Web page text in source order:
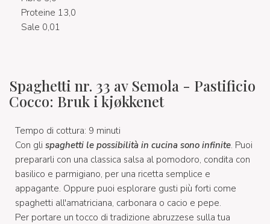
Proteine 13,0
Sale 0,01
Spaghetti nr. 33 av Semola - Pastificio
Cocco: Bruk i kjøkkenet
Tempo di cottura: 9 minuti
Con gli spaghetti le possibilità in cucina sono infinite. Puoi
prepararli con una classica salsa al pomodoro, condita con
basilico e parmigiano, per una ricetta semplice e
appagante. Oppure puoi esplorare gusti più forti come
spaghetti all'amatriciana, carbonara o cacio e pepe.
Per portare un tocco di tradizione abruzzese sulla tua